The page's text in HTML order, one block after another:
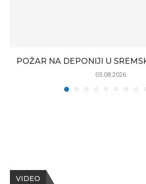
POŽAR NA DEPONIJI U
05.08.2026.
VIDEO